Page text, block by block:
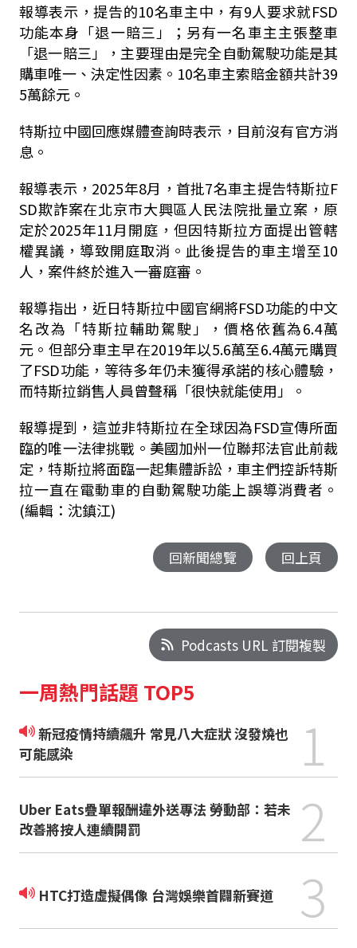
報導表示，提告的10名車主中，有9人要求就FSD
功能本身「退一賠三」；另有一名車主主張整車
「退一賠三」，主要理由是完全自動駕駛功能是其
購車唯一、決定性因素。10名車主索賠金額共計39
5萬餘元。
特斯拉中國回應媒體查詢時表示，目前沒有官方消
息。
報導表示，2025年8月，首批7名車主提告特斯拉F
SD欺詐案在北京市大興區人民法院批量立案，原
定於2025年11月開庭，但因特斯拉方面提出管轄
權異議，導致開庭取消。此後提告的車主增至10
人，案件終於進入一審庭審。
報導指出，近日特斯拉中國官網將FSD功能的中文
名改為「特斯拉輔助駕駛」，價格依舊為6.4萬
元。但部分車主早在2019年以5.6萬至6.4萬元購買
了FSD功能，等待多年仍未獲得承諾的核心體驗，
而特斯拉銷售人員曾聲稱「很快就能使用」。
報導提到，這並非特斯拉在全球因為FSD宣傳所面
臨的唯一法律挑戰。美國加州一位聯邦法官此前裁
定，特斯拉將面臨一起集體訴訟，車主們控訴特斯
拉一直在電動車的自動駕駛功能上誤導消費者。
(編輯：沈鎮江)
回新聞總覽 回上頁
Podcasts URL 訂閱複製
一周熱門話題 TOP5
新冠疫情持續飆升 常見八大症狀 沒發燒也
可能感染
1
Uber Eats疊單報酬違外送專法 勞動部：若未
改善將按人連續開罰
2
HTC打造虛擬偶像 台灣娛樂首闢新賽道
3